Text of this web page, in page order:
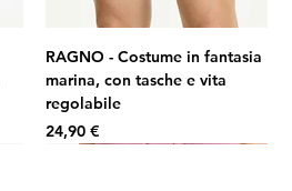
RAGNO - Costume in fantasia
marina, con tasche e vita
regolabile
Prezzo
24,90 €